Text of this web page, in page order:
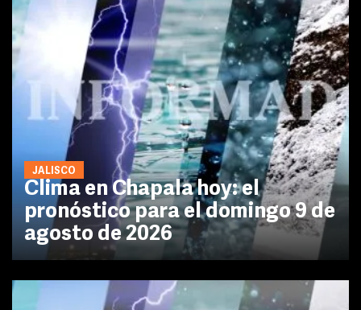
JALISCO
Clima en Chapala hoy: el
pronóstico para el domingo 9 de
agosto de 2026